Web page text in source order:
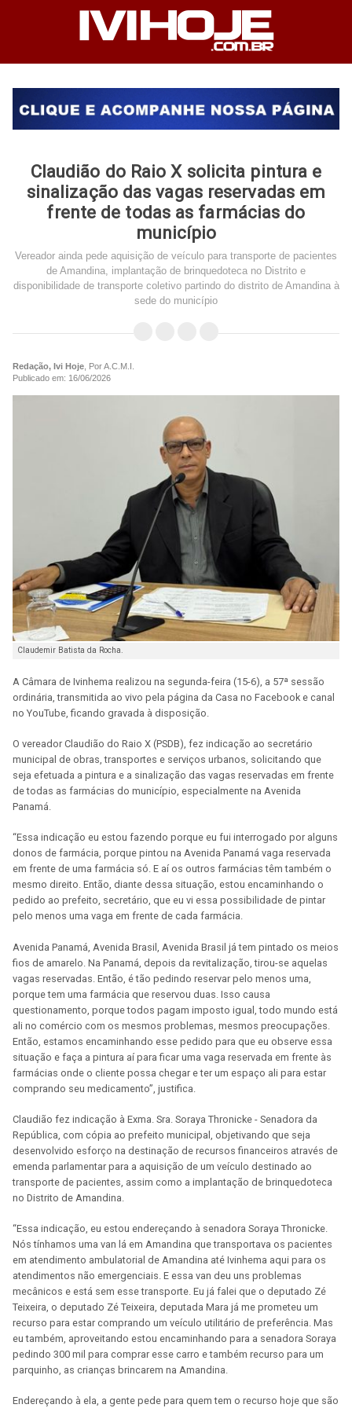
Claudião do Raio X solicita pintura e
sinalização das vagas reservadas em
frente de todas as farmácias do
município
Vereador ainda pede aquisição de veículo para transporte de pacientes
de Amandina, implantação de brinquedoteca no Distrito e
disponibilidade de transporte coletivo partindo do distrito de Amandina à
sede do município
Redação, Ivi Hoje , Por A.C.M.I.
Publicado em: 16/06/2026
Claudemir Batista da Rocha.
A Câmara de Ivinhema realizou na segunda-feira (15-6), a 57ª sessão
ordinária, transmitida ao vivo pela página da Casa no Facebook e canal
no YouTube, ficando gravada à disposição.
O vereador Claudião do Raio X (PSDB), fez indicação ao secretário
municipal de obras, transportes e serviços urbanos, solicitando que
seja efetuada a pintura e a sinalização das vagas reservadas em frente
de todas as farmácias do município, especialmente na Avenida
Panamá.
“Essa indicação eu estou fazendo porque eu fui interrogado por alguns
donos de farmácia, porque pintou na Avenida Panamá vaga reservada
em frente de uma farmácia só. E aí os outros farmácias têm também o
mesmo direito. Então, diante dessa situação, estou encaminhando o
pedido ao prefeito, secretário, que eu vi essa possibilidade de pintar
pelo menos uma vaga em frente de cada farmácia.
Avenida Panamá, Avenida Brasil, Avenida Brasil já tem pintado os meios
fios de amarelo. Na Panamá, depois da revitalização, tirou-se aquelas
vagas reservadas. Então, é tão pedindo reservar pelo menos uma,
porque tem uma farmácia que reservou duas. Isso causa
questionamento, porque todos pagam imposto igual, todo mundo está
ali no comércio com os mesmos problemas, mesmos preocupações.
Então, estamos encaminhando esse pedido para que eu observe essa
situação e faça a pintura aí para ficar uma vaga reservada em frente às
farmácias onde o cliente possa chegar e ter um espaço ali para estar
comprando seu medicamento”, justifica.
Claudião fez indicação à Exma. Sra. Soraya Thronicke - Senadora da
República, com cópia ao prefeito municipal, objetivando que seja
desenvolvido esforço na destinação de recursos financeiros através de
emenda parlamentar para a aquisição de um veículo destinado ao
transporte de pacientes, assim como a implantação de brinquedoteca
no Distrito de Amandina.
“Essa indicação, eu estou endereçando à senadora Soraya Thronicke.
Nós tínhamos uma van lá em Amandina que transportava os pacientes
em atendimento ambulatorial de Amandina até Ivinhema aqui para os
atendimentos não emergenciais. E essa van deu uns problemas
mecânicos e está sem esse transporte. Eu já falei que o deputado Zé
Teixeira, o deputado Zé Teixeira, deputada Mara já me prometeu um
recurso para estar comprando um veículo utilitário de preferência. Mas
eu também, aproveitando estou encaminhando para a senadora Soraya
pedindo 300 mil para comprar esse carro e também recurso para um
parquinho, as crianças brincarem na Amandina.
Endereçando à ela, a gente pede para quem tem o recurso hoje que são